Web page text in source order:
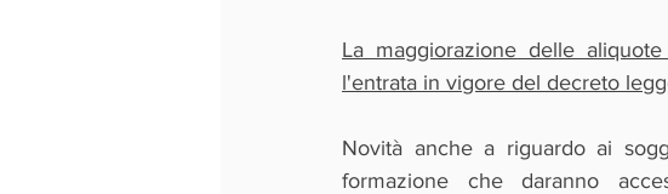
La maggiorazione delle
l'entrata in vigore del decreto
Novità anche a riguardo ai
formazione che daranno